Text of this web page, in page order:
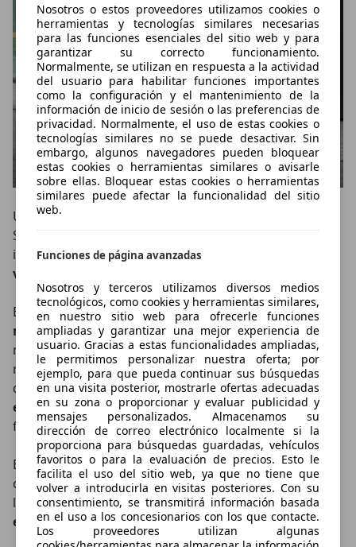
Nosotros o estos proveedores utilizamos cookies o
herramientas y tecnologías similares necesarias
para las funciones esenciales del sitio web y para
garantizar su correcto funcionamiento.
Normalmente, se utilizan en respuesta a la actividad
del usuario para habilitar funciones importantes
como la configuración y el mantenimiento de la
información de inicio de sesión o las preferencias de
privacidad. Normalmente, el uso de estas cookies o
tecnologías similares no se puede desactivar. Sin
embargo, algunos navegadores pueden bloquear
estas cookies o herramientas similares o avisarle
sobre ellas. Bloquear estas cookies o herramientas
similares puede afectar la funcionalidad del sitio
web.
Funciones de página avanzadas
Nosotros y terceros utilizamos diversos medios
tecnológicos, como cookies y herramientas similares,
en nuestro sitio web para ofrecerle funciones
ampliadas y garantizar una mejor experiencia de
usuario. Gracias a estas funcionalidades ampliadas,
le permitimos personalizar nuestra oferta; por
ejemplo, para que pueda continuar sus búsquedas
en una visita posterior, mostrarle ofertas adecuadas
en su zona o proporcionar y evaluar publicidad y
mensajes personalizados. Almacenamos su
dirección de correo electrónico localmente si la
proporciona para búsquedas guardadas, vehículos
favoritos o para la evaluación de precios. Esto le
facilita el uso del sitio web, ya que no tiene que
volver a introducirla en visitas posteriores. Con su
consentimiento, se transmitirá información basada
en el uso a los concesionarios con los que contacte.
Los proveedores utilizan algunas
Uno de los elementos que más diferencia al Honda
Super-N de otros eléctricos urbanos es la
incorporación de uncambio simulado de siete
velocidades
El conductor puedeseleccionar las marchas
mediante unas levassituadas tras el volante,
mientras que unsistema Active Sound Control
reproduce unsonido artificialinspirado en motores
de combustión. Honda busca así ofrecer una
experiencia de conducción distintasin modificar el
funcionamiento del sistema eléctrico.
El modelo dispone además de varios modos de
conducción,City,Normal ,SportyEco, que modifican
la
respuesta del acelerador, laregeneración de
energíay el funcionamiento del cambio virtual.